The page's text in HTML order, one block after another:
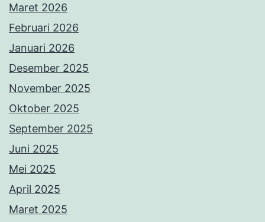
Maret 2026
Februari 2026
Januari 2026
Desember 2025
November 2025
Oktober 2025
September 2025
Juni 2025
Mei 2025
April 2025
Maret 2025